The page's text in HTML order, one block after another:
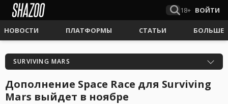
18+ ВОЙТИ
НОВОСТИ ПЛАТФОРМЫ СТАТЬИ БОЛЬШЕ
SURVIVING MARS
Дополнение Space Race для Surviving
Mars выйдет в ноябре